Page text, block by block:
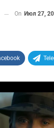
On Июл 27,